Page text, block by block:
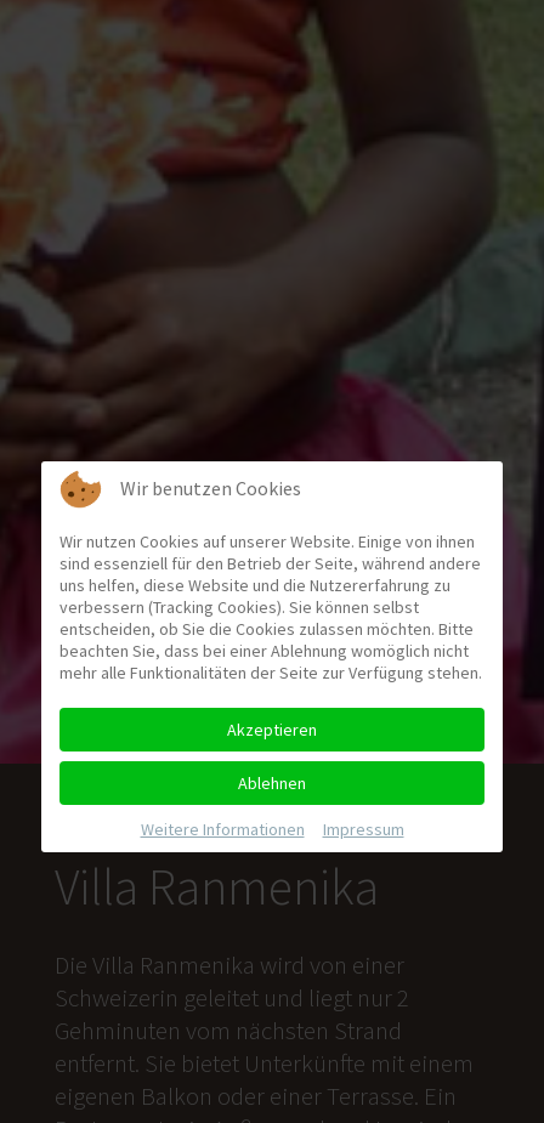
Villa Ranmenika
Die Villa Ranmenika wird von einer
Schweizerin geleitet und liegt nur 2
Gehminuten vom nächsten Strand
entfernt. Sie bietet Unterkünfte mit einem
eigenen Balkon oder einer Terrasse. Ein
Wir benutzen Cookies
Wir nutzen Cookies auf unserer Website. Einige von ihnen
sind essenziell für den Betrieb der Seite, während andere
uns helfen, diese Website und die Nutzererfahrung zu
verbessern (Tracking Cookies). Sie können selbst
entscheiden, ob Sie die Cookies zulassen möchten. Bitte
beachten Sie, dass bei einer Ablehnung womöglich nicht
mehr alle Funktionalitäten der Seite zur Verfügung stehen.
Akzeptieren
Ablehnen
Weitere Informationen Impressum